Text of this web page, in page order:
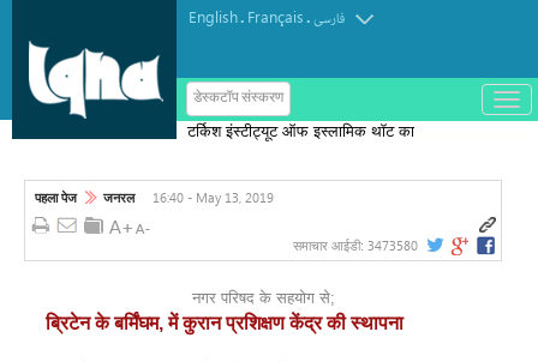
English. Français.فارسی
डेस्कटॉप संस्करण
ب
ا
टर्किश इंस्टीट्यूट ऑफ इस्लामिक थॉट का
पहला पेज जनरल 16:40 - May 13, 2019
समाचार आईडी: 3473580
नगर परिषद के सहयोग से;
ब्रिटेन के बर्मिंघम, में कुरान प्रशिक्षण केंद्र की स्थापना